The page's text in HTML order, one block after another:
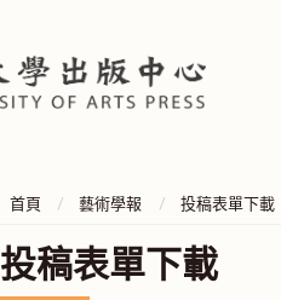
首頁 藝術學報 投稿表單下載
投稿表單下載